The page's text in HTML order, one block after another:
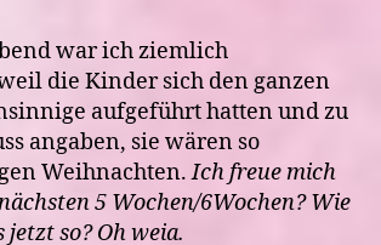
war ich ziemlich
die Kinder sich den ganzen
aufgeführt hatten und zu
angaben, sie wären so
Weihnachten.Ich freue mich
5 Wochen/6Wochen? Wie
jetzt so? Oh weia.